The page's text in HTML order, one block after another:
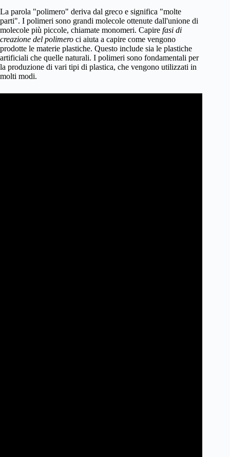
La parola "polimero" deriva dal greco e significa "molte
parti". I polimeri sono grandi molecole ottenute dall'unione di
molecole più piccole, chiamate monomeri. Capire fasi di
creazione del polimero ci aiuta a capire come vengono
prodotte le materie plastiche. Questo include sia le plastiche
artificiali che quelle naturali. I polimeri sono fondamentali per
la produzione di vari tipi di plastica, che vengono utilizzati in
molti modi.